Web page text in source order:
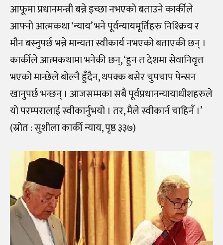
आफूमा प्रधानमन्त्री बन्ने इच्छा नभएको बताउने कार्कीले
आफ्नो आत्मकथा ‘न्याय’ भने पूर्वन्यायमूर्तिहरु निश्क्रिय र
मौन बस्नुपर्छ भन्ने मान्यता स्वीकार्य नभएको बताएकी छन् ।
कार्कीले आत्मकथामा भनेकी छन्, ‘हुन त देशमा सेवानिवृत्त
भएको मान्छेले बोल्नै हुँदैन, थपक्क बसेर चुपचाप पेन्सन
खानुपर्छ भन्छन् । आजसम्मका सबै पूर्वप्रधानन्यायाधीशहरुले
यो परम्परालाई स्वीकार्नुभयो । तर, मैले स्वीकार्न चाहिनँ ।’
(स्रोत : सुशीला कार्की न्याय, पृष्ठ ३३७)